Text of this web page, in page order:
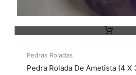
Pedras Roladas
Pedra Rolada De Ametista (4 X